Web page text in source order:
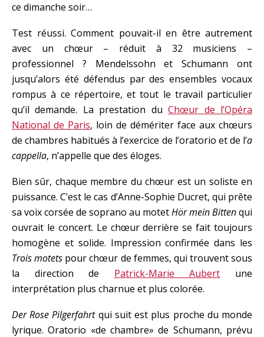
ce dimanche soir…
Test réussi. Comment pouvait-il en être autrement
avec un chœur – réduit à 32 musiciens –
professionnel ? Mendelssohn et Schumann ont
jusqu’alors été défendus par des ensembles vocaux
rompus à ce répertoire, et tout le travail particulier
qu’il demande. La prestation duChœur de l’Opéra
National de Paris, loin de démériter face aux chœurs
de chambres habitués à l’exercice de l’oratorio et de l’a
cappella, n’appelle que des éloges.
Bien sûr, chaque membre du chœur est un soliste en
puissance. C’est le cas d’Anne-Sophie Ducret, qui prête
sa voix corsée de soprano au motetHör mein Bittenqui
ouvrait le concert. Le chœur derrière se fait toujours
homogène et solide. Impression confirmée dans les
Trois motets pour chœur de femmes, qui trouvent sous
la direction de Patrick-Marie Aubert une
interprétation plus charnue et plus colorée.
Der Rose Pilgerfahrtqui suit est plus proche du monde
lyrique. Oratorio «de chambre» de Schumann, prévu